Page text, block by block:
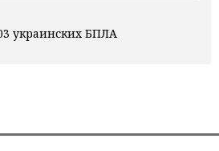
украинских БПЛА